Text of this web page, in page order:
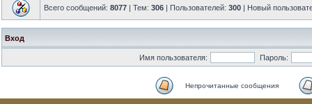
Всего сообщений: 8077 | Тем: 306 | Пользователей: 300 | Новый
Вход
Имя пользователя: Пароль:
Непрочитанные сообщения